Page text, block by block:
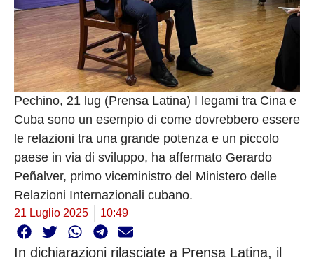
Pechino, 21 lug (Prensa Latina) I legami tra Cina e
Cuba sono un esempio di come dovrebbero essere
le relazioni tra una grande potenza e un piccolo
paese in via di sviluppo, ha affermato Gerardo
Peñalver, primo viceministro del Ministero delle
Relazioni Internazionali cubano.
21 Luglio 2025 10:49
In dichiarazioni rilasciate a Prensa Latina, il